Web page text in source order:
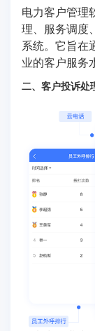
电力客户管理
理、服务调度
系统。它旨在
业的客户服务
二、客户投诉处